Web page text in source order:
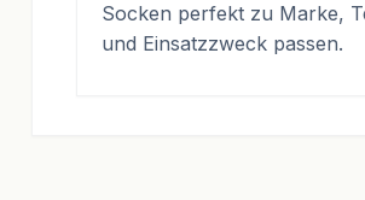
Socken perfekt zu Marke,
und Einsatzzweck passen.